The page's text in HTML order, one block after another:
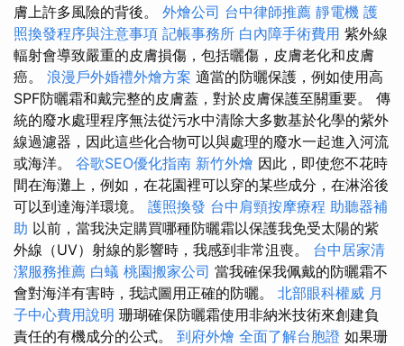
膚上許多風險的背後。 外燴公司 台中律師推薦 靜電機 護
照換發程序與注意事項 記帳事務所 白內障手術費用 紫外線
輻射會導致嚴重的皮膚損傷，包括曬傷，皮膚老化和皮膚
癌。 浪漫戶外婚禮外燴方案 適當的防曬保護，例如使用高
SPF防曬霜和戴完整的皮膚蓋，對於皮膚保護至關重要。 傳
統的廢水處理程序無法從污水中清除大多數基於化學的紫外
線過濾器，因此這些化合物可以與處理的廢水一起進入河流
或海洋。 谷歌SEO優化指南 新竹外燴 因此，即使您不花時
間在海灘上，例如，在花園裡可以穿的某些成分，在淋浴後
可以到達海洋環境。 護照換發 台中肩頸按摩療程 助聽器補
助 以前，當我決定購買哪種防曬霜以保護我免受太陽的紫
外線（UV）射線的影響時，我感到非常沮喪。 台中居家清
潔服務推薦 白蟻 桃園搬家公司 當我確保我佩戴的防曬霜不
會對海洋有害時，我試圖用正確的防曬。 北部眼科權威 月
子中心費用說明 珊瑚確保防曬霜使用非納米技術來創建負
責任的有機成分的公式。 到府外燴 全面了解台胞證 如果珊